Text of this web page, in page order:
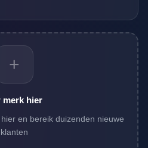
+
merk hier
en bereik duizenden nieuwe
klanten